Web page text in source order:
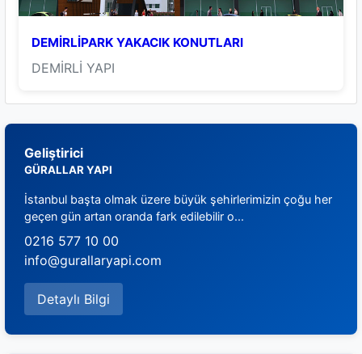
DEMİRLİPARK YAKACIK KONUTLARI
DEMİRLİ YAPI
Geliştirici
GÜRALLAR YAPI
İstanbul başta olmak üzere büyük şehirlerimizin çoğu her
geçen gün artan oranda fark edilebilir o...
0216 577 10 00
info@gurallaryapi.com
Detaylı Bilgi